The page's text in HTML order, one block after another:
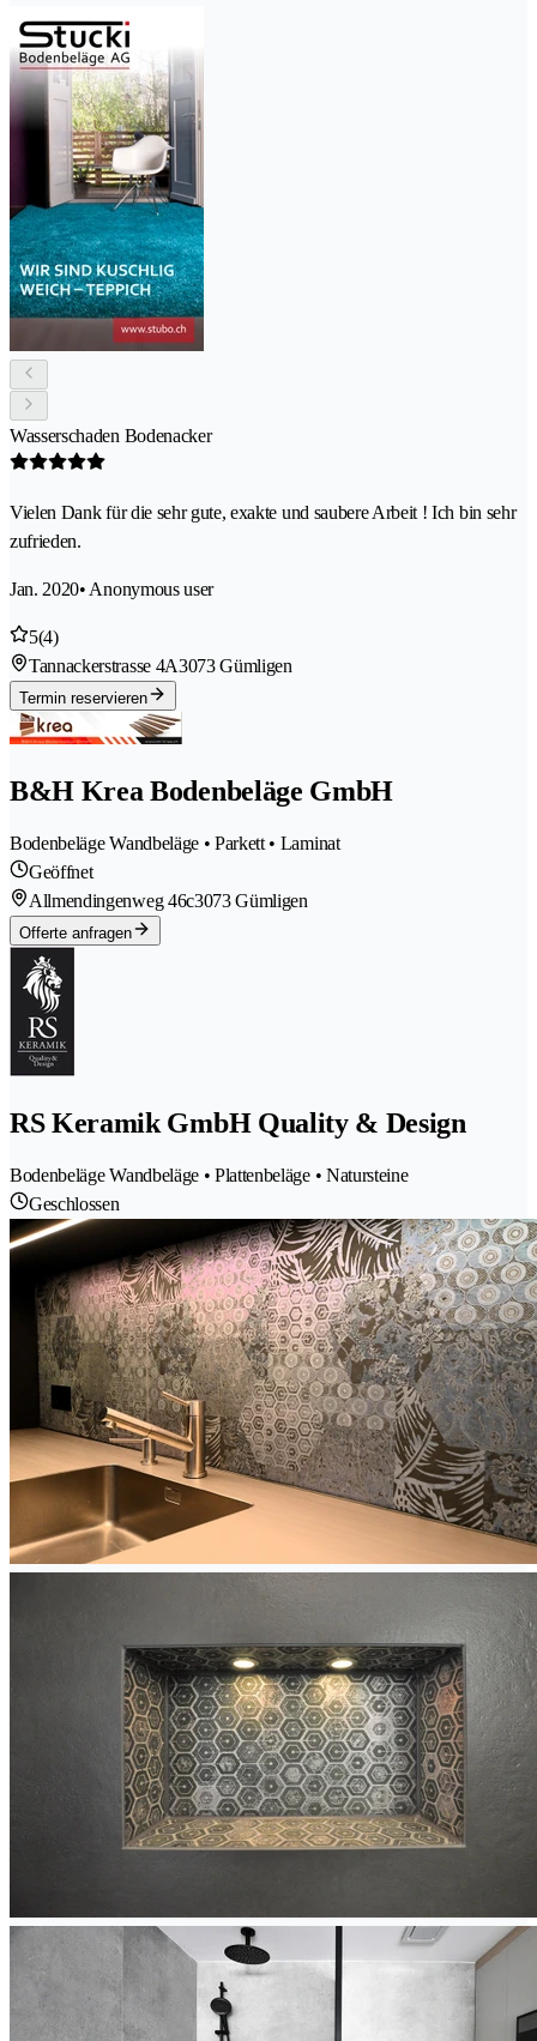
Wasserschaden Bodenacker
Vielen Dank für die sehr gute, exakte und saubere Arbeit ! Ich bin sehr
zufrieden.
Jan. 2020• Anonymous user
5(4)
Tannackerstrasse 4A3073 Gümligen
Termin reservieren
B&H Krea Bodenbeläge GmbH
Bodenbeläge Wandbeläge • Parkett • Laminat
Geöffnet
Allmendingenweg 46c3073 Gümligen
Offerte anfragen
RS Keramik GmbH Quality & Design
Bodenbeläge Wandbeläge • Plattenbeläge • Natursteine
Geschlossen